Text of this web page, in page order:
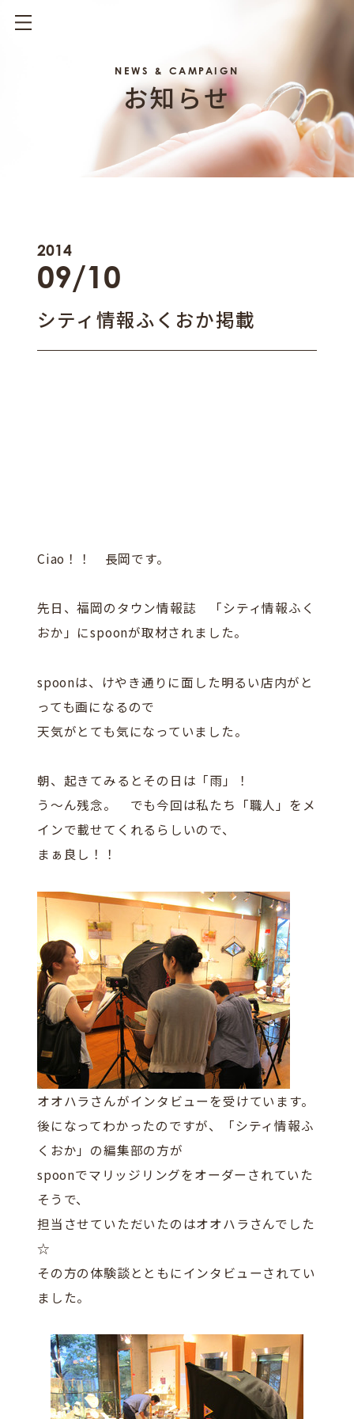
NEWS & CAMPAIGN
お知らせ
シティ情報ふくおか掲載
2014
09/10
Ciao！！ 長岡です。
先日、福岡のタウン情報誌 「シティ情報ふく
おか」にspoonが取材されました。
spoonは、けやき通りに面した明るい店内がと
っても画になるので
天気がとても気になっていました。
朝、起きてみるとその日は「雨」！
う～ん残念。 でも今回は私たち「職人」をメ
インで載せてくれるらしいので、
まぁ良し！！
オオハラさんがインタビューを受けています。
後になってわかったのですが、「シティ情報ふ
くおか」の編集部の方が
spoonでマリッジリングをオーダーされていた
そうで、
担当させていただいたのはオオハラさんでした
☆
その方の体験談とともにインタビューされてい
ました。